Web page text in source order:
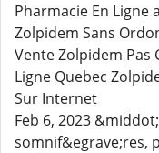
Pharmacie En Ligne
Zolpidem Sans
Vente Zolpidem Pas
Ligne Quebec
Sur Internet
Feb 6, 2023
somnif&egrave;res,